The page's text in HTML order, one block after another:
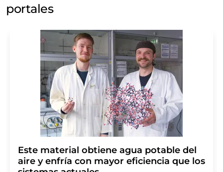
portales
Este material obtiene agua potable del
aire y enfría con mayor eficiencia que los